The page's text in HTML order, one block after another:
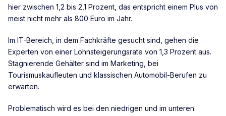
hier zwischen 1,2 bis 2,1 Prozent, das entspricht einem Plus von
meist nicht mehr als 800 Euro im Jahr.
Im IT-Bereich, in dem Fachkräfte gesucht sind, gehen die
Experten von einer Lohnsteigerungsrate von 1,3 Prozent aus.
Stagnierende Gehälter sind im Marketing, bei
Tourismuskaufleuten und klassischen Automobil-Berufen zu
erwarten.
Problematisch wird es bei den niedrigen und im unteren